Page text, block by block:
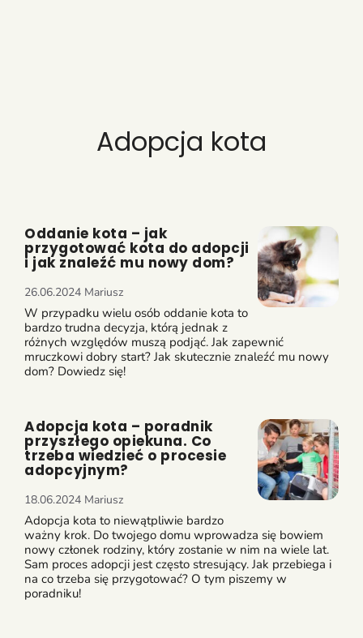
Adopcja kota
Oddanie kota – jak
przygotować kota do adopcji
i jak znaleźć mu nowy dom?
26.06.2024 Mariusz
W przypadku wielu osób oddanie kota to
bardzo trudna decyzja, którą jednak z
różnych względów muszą podjąć. Jak zapewnić
mruczkowi dobry start? Jak skutecznie znaleźć mu nowy
dom? Dowiedz się!
Adopcja kota – poradnik
przyszłego opiekuna. Co
trzeba wiedzieć o procesie
adopcyjnym?
18.06.2024 Mariusz
Adopcja kota to niewątpliwie bardzo
ważny krok. Do twojego domu wprowadza się bowiem
nowy członek rodziny, który zostanie w nim na wiele lat.
Sam proces adopcji jest często stresujący. Jak przebiega i
na co trzeba się przygotować? O tym piszemy w
poradniku!